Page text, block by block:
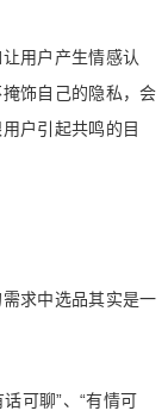
用户产生情感认
饰自己的隐私，会
户引起共鸣的目
求中选品其实是一
可聊”、“有情可